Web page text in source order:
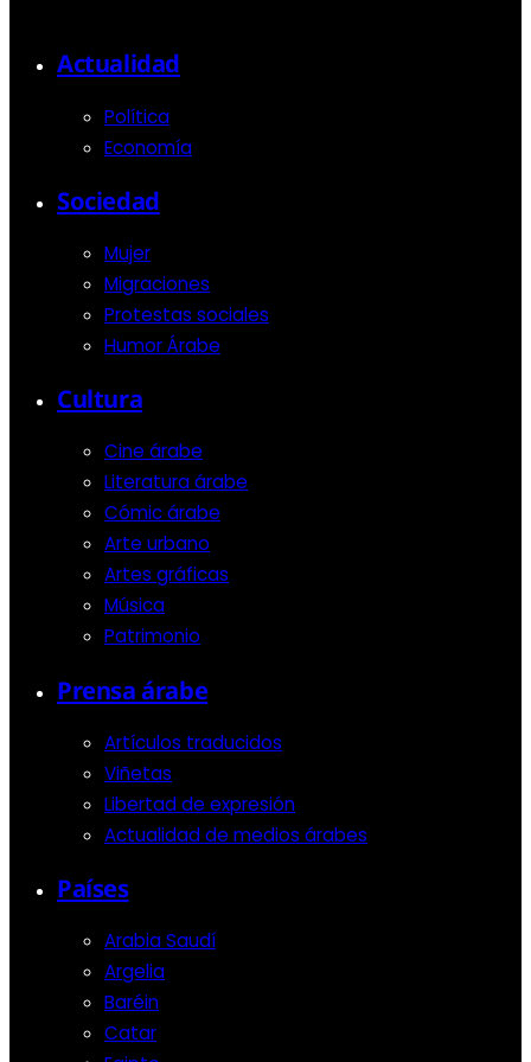
Actualidad
Política
Economía
Sociedad
Mujer
Migraciones
Protestas sociales
Humor Árabe
Cultura
Cine árabe
Literatura árabe
Cómic árabe
Arte urbano
Artes gráficas
Música
Patrimonio
Prensa árabe
Artículos traducidos
Viñetas
Libertad de expresión
Actualidad de medios árabes
Países
Arabia Saudí
Argelia
Baréin
Catar